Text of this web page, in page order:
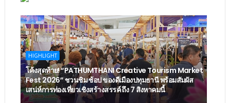
HIGHLIGHT
โค้งสุดท้าย! “PATHUMTHANI Creative Tourism Market
Fest 2026” ชวนชิม ช้อป ของดีเมืองปทุมธานี พร้อมสัมผัส
เสน่ห์การท่องเที่ยวเชิงสร้างสรรค์ ถึง 7 สิงหาคมนี้